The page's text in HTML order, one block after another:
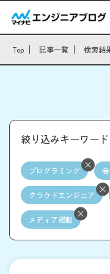
Top 記事一覧 検索結
絞り込みキーワード
プログラミング
クラウドエンジニア
メディア掲載